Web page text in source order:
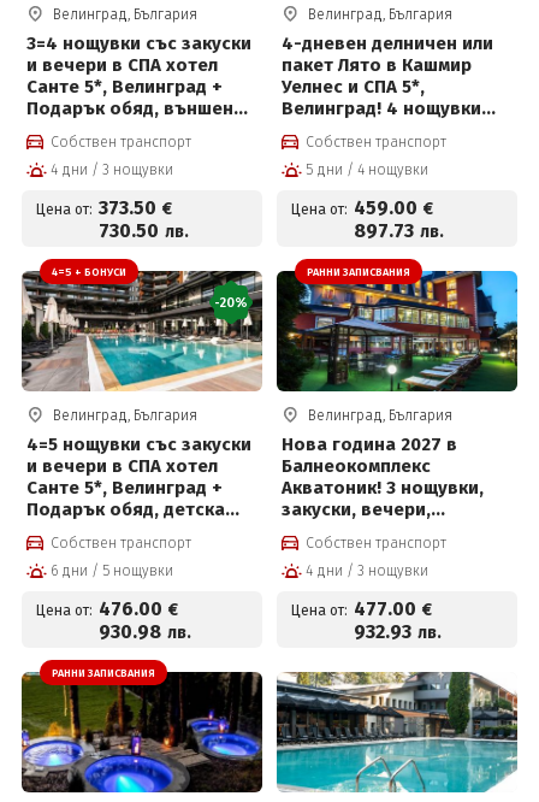
Велинград, България
3=4 нощувки със закуски
и вечери в СПА хотел
Санте 5*, Велинград +
Подарък обяд, външен
басейн, детска анимация
и СПА център на цени от
373.50 € на човек
Собствен транспорт
4 дни / 3 нощувки
Цена от: 373.50 €
730.50 лв.
Велинград, България
4-дневен делничен или
пакет Лято в Кашмир
Уелнес и СПА 5*,
Велинград! 4 нощувки
със закуски, премиум
вечери и ползване на
СПА център
Собствен транспорт
5 дни / 4 нощувки
Цена от: 459.00 €
897.73 лв.
4=5 + БОНУСИ
-20%
Велинград, България
4=5 нощувки със закуски
и вечери в СПА хотел
Санте 5*, Велинград +
Подарък обяд, детска
анимация, външен
басейн и СПА център на
цени от 476€ на човек и
Безплатно за дете до 10г
Собствен транспорт
6 дни / 5 нощувки
Цена от: 476.00 €
930.98 лв.
РАННИ ЗАПИСВАНИЯ
Велинград, България
Нова година 2027 в
Балнеокомплекс
Акватоник! 3 нощувки,
закуски, вечери,
Новогодишна вечеря с
напитки, брънч, DJ парти
и СПА център на цени от
477 € на човек
Собствен транспорт
4 дни / 3 нощувки
Цена от: 477.00 €
932.93 лв.
РАННИ ЗАПИСВАНИЯ